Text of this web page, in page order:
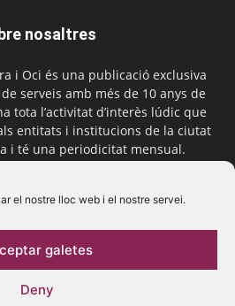
el nostre lloc web i el nostre servei.
galetes
Deny
nosaltres
i Oci és una publicació exclusiva
serveis amb més de 10 anys de
tota l’activitat d’interès lúdic que
entitats i institucions de la ciutat
i té una periodicitat mensual.
nos